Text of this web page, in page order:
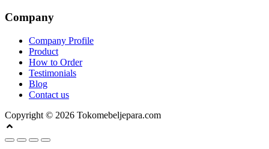
Company
Company Profile
Product
How to Order
Testimonials
Blog
Contact us
Copyright © 2026 Tokomebeljepara.com